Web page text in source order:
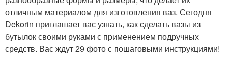
отличным материалом для изготовления ваз. Сегодня
Dekorin приглашает вас узнать, как сделать вазы из
бутылок своими руками с применением подручных
средств. Вас ждут 29 фото с пошаговыми инструкциями!